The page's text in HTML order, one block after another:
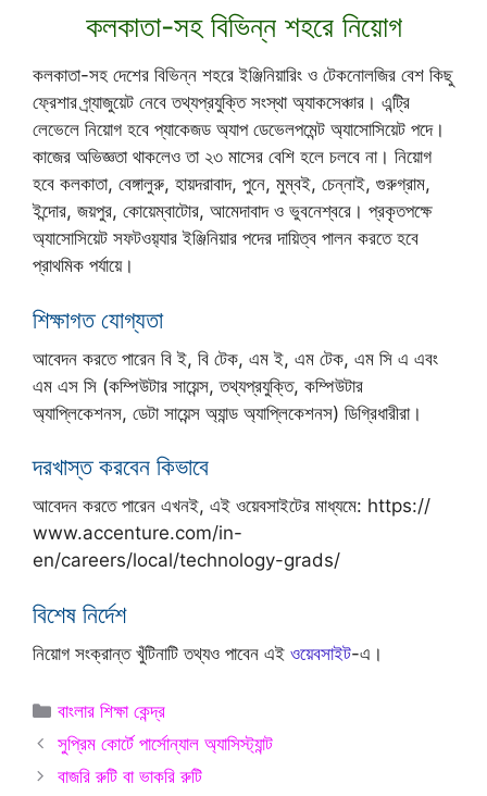
কলকাতা-সহ বিভিন্ন শহরে নিয়োগ
কলকাতা-সহ দেশের বিভিন্ন শহরে ইঞ্জিনিয়ারিং ও টেকনোলজির বেশ কিছু
ফ্রেশার গ্র্যাজুয়েট নেবে তথ্যপ্রযুক্তি সংস্থা অ্যাকসেঞ্চার। এন্ট্রি
লেভেলে নিয়োগ হবে প্যাকেজড অ্যাপ ডেভেলপমেন্ট অ্যাসোসিয়েট পদে।
কাজের অভিজ্ঞতা থাকলেও তা ২৩ মাসের বেশি হলে চলবে না। নিয়োগ
হবে কলকাতা, বেঙ্গালুরু, হায়দরাবাদ, পুনে, মুম্বই, চেন্নাই, গুরুগ্রাম,
ইন্দোর, জয়পুর, কোয়েম্বাটোর, আমেদাবাদ ও ভুবনেশ্বরে। প্রকৃতপক্ষে
অ্যাসোসিয়েট সফটওয়‍্যার ইঞ্জিনিয়ার পদের দায়িত্ব পালন করতে হবে
প্রাথমিক পর্যায়ে।
শিক্ষাগত যোগ্যতা
আবেদন করতে পারেন বি ই, বি টেক, এম ই, এম টেক, এম সি এ এবং
এম এস সি (কম্পিউটার সায়েন্স, তথ্যপ্রযুক্তি, কম্পিউটার
অ্যাপ্লিকেশনস, ডেটা সায়েন্স অ্যান্ড অ্যাপ্লিকেশনস) ডিগ্রিধারীরা।
দরখাস্ত করবেন কিভাবে
আবেদন করতে পারেন এখনই, এই ওয়েবসাইটের মাধ্যমে: https://
www.accenture.com/in-
en/careers/local/technology-grads/
বিশেষ নির্দেশ
নিয়োগ সংক্রান্ত খুঁটিনাটি তথ্যও পাবেন এই ওয়েবসাইট-এ।
Categories
বাংলার শিক্ষা কেন্দ্র
সুপ্রিম কোর্টে পার্সোন্যাল অ্যাসিস্ট্যান্ট
বাজরি রুটি বা ভাকরি রুটি